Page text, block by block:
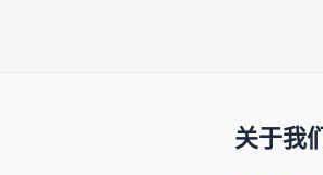
关于我们